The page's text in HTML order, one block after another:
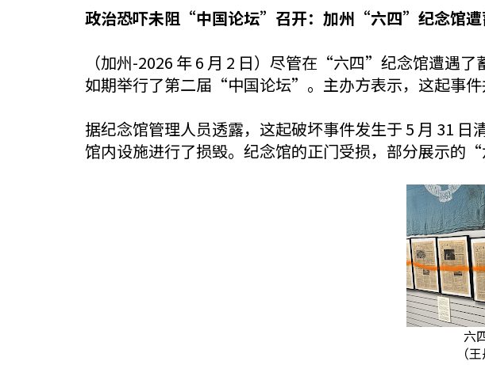
政治恐吓未阻“中国论坛”召开：加州“六四”纪念馆遭
（加州-2026 年 6 月 2 日）尽管在“六四”纪念馆遭遇
如期举行了第二届“中国论坛”。主办方表示，这起事件
据纪念馆管理人员透露，这起破坏事件发生于 5 月 31
馆内设施进行了损毁。纪念馆的正门受损，部分展示的
六
（